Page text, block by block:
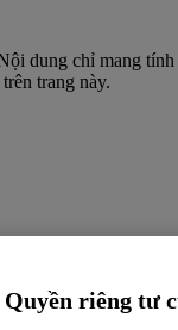
dung chỉ mang
trang này.
Quyền riêng tư